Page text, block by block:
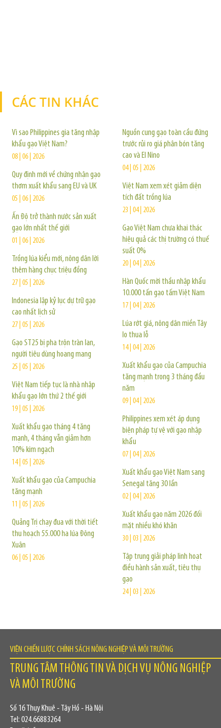
CÁC TIN KHÁC
Vì sao Philippines gia tăng nhập
khẩu gạo Việt Nam?
08 | 06 | 2026
Quy định mới về chứng nhận gạo
thơm xuất khẩu sang EU và UK
05 | 06 | 2026
Ấn Độ trở thành nước sản xuất
gạo lớn nhất thế giới
01 | 06 | 2026
Trồng lúa kiểu mới, nông dân lời
thêm hàng chục triệu đồng
27 | 05 | 2026
Indonesia lập kỷ lục dự trữ gạo
cao nhất lịch sử
27 | 05 | 2026
Gạo ST25 bị pha trộn tràn lan,
người tiêu dùng hoang mang
25 | 05 | 2026
Việt Nam tiếp tục là nhà nhập
khẩu gạo lớn thứ 2 thế giới
19 | 05 | 2026
Xuất khẩu gạo tháng 4 tăng
mạnh, 4 tháng vẫn giảm hơn
10% kim ngạch
14 | 05 | 2026
Xuất khẩu gạo của Campuchia
tăng mạnh
11 | 05 | 2026
Quảng Trị chạy đua với thời tiết
thu hoạch 55.000 ha lúa Đông
Xuân
06 | 05 | 2026
Nguồn cung gạo toàn cầu đứng
trước rủi ro giá phân bón tăng
cao và El Nino
04 | 05 | 2026
Việt Nam xem xét giảm diện
tích đất trồng lúa
23 | 04 | 2026
Gạo Việt Nam chưa khai thác
hiệu quả các thị trường có thuế
suất 0%
20 | 04 | 2026
Hàn Quốc mời thầu nhập khẩu
10.000 tấn gạo tấm Việt Nam
17 | 04 | 2026
Lúa rớt giá, nông dân miền Tây
lo thua lỗ
14 | 04 | 2026
Xuất khẩu gạo của Campuchia
tăng mạnh trong 3 tháng đầu
năm
09 | 04 | 2026
Philippines xem xét áp dụng
biện pháp tự vệ với gạo nhập
khẩu
07 | 04 | 2026
Xuất khẩu gạo Việt Nam sang
Senegal tăng 30 lần
02 | 04 | 2026
Xuất khẩu gạo năm 2026 đối
mặt nhiều khó khăn
30 | 03 | 2026
Tập trung giải pháp linh hoạt
điều hành sản xuất, tiêu thụ
gạo
24 | 03 | 2026
VIỆN CHIẾN LƯỢC CHÍNH SÁCH NÔNG NGHIỆP VÀ MÔI TRƯỜNG
TRUNG TÂM THÔNG TIN VÀ DỊCH VỤ NÔNG NGHIỆP
VÀ MÔI TRƯỜNG
Số 16 Thụy Khuê - Tây Hồ - Hà Nội
Tel: 024.66883264